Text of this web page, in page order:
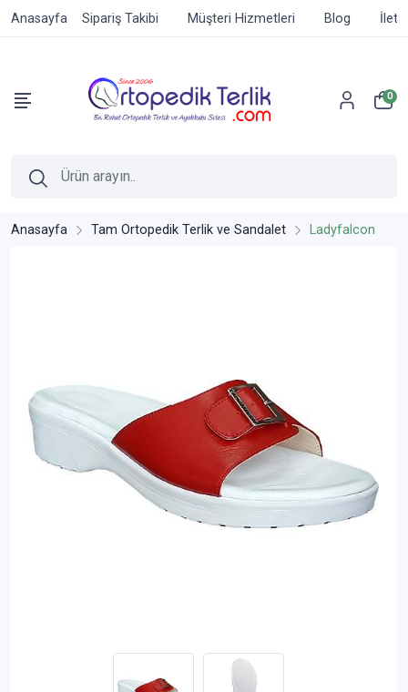
Anasayfa Sipariş Takibi Müşteri Hizmetleri Blog
0
Anasayfa Tam Ortopedik Terlik ve Sandalet Ladyfalcon